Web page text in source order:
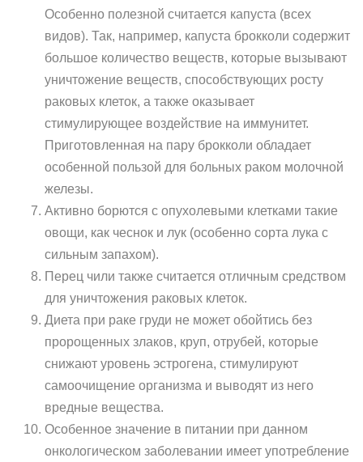
Особенно полезной считается капуста (всех
видов). Так, например, капуста брокколи содержит
большое количество веществ, которые вызывают
уничтожение веществ, способствующих росту
раковых клеток, а также оказывает
стимулирующее воздействие на иммунитет.
Приготовленная на пару брокколи обладает
особенной пользой для больных раком молочной
железы.
Активно борются с опухолевыми клетками такие
овощи, как чеснок и лук (особенно сорта лука с
сильным запахом).
Перец чили также считается отличным средством
для уничтожения раковых клеток.
Диета при раке груди не может обойтись без
пророщенных злаков, круп, отрубей, которые
снижают уровень эстрогена, стимулируют
самоочищение организма и выводят из него
вредные вещества.
Особенное значение в питании при данном
онкологическом заболевании имеет употребление